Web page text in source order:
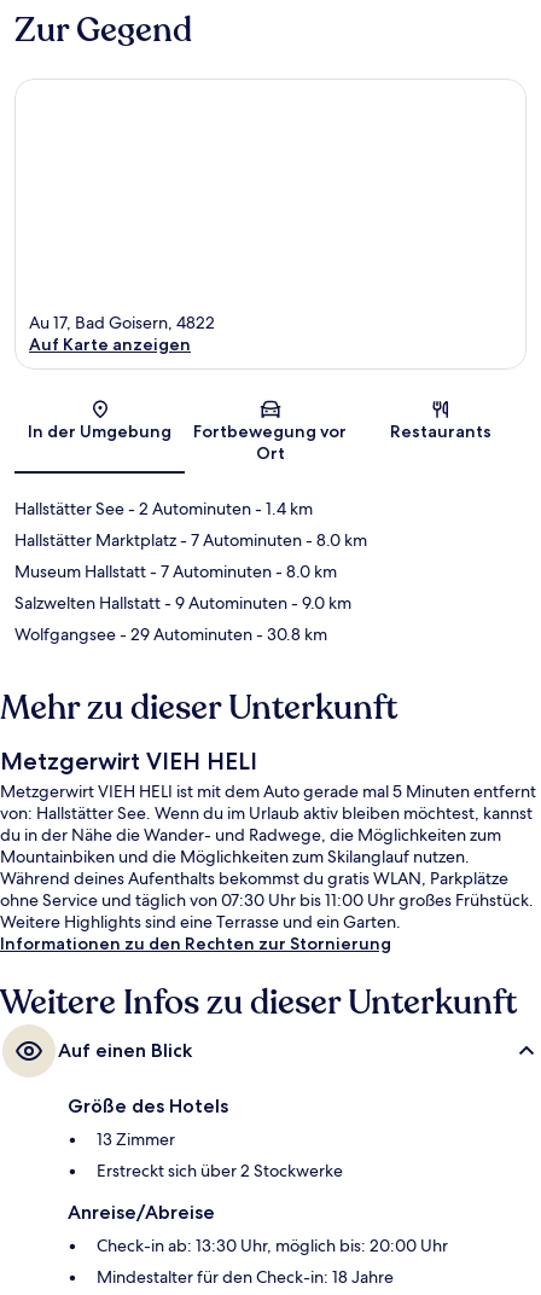
Zur Gegend
Karte
Au 17, Bad Goisern, 4822
Auf Karte anzeigen
In der Umgebung
Fortbewegung vor
Ort
Restaurants
Hallstätter See- 2 Autominuten- 1.4 km
Hallstätter Marktplatz- 7 Autominuten- 8.0 km
Museum Hallstatt- 7 Autominuten- 8.0 km
Salzwelten Hallstatt- 9 Autominuten- 9.0 km
Wolfgangsee- 29 Autominuten- 30.8 km
Mehr zu dieser Unterkunft
Metzgerwirt VIEH HELI
Metzgerwirt VIEH HELI ist mit dem Auto gerade mal 5 Minuten entfernt
von: Hallstätter See. Wenn du im Urlaub aktiv bleiben möchtest, kannst
du in der Nähe die Wander- und Radwege, die Möglichkeiten zum
Mountainbiken und die Möglichkeiten zum Skilanglauf nutzen.
Während deines Aufenthalts bekommst du gratis WLAN, Parkplätze
ohne Service und täglich von 07:30 Uhr bis 11:00 Uhr großes Frühstück.
Weitere Highlights sind eine Terrasse und ein Garten.
Informationen zu den Rechten zur Stornierung
Weitere Infos zu dieser Unterkunft
Auf einen Blick
Größe des Hotels
13 Zimmer
Erstreckt sich über 2 Stockwerke
Anreise/Abreise
Check-in ab: 13:30 Uhr, möglich bis: 20:00 Uhr
Mindestalter für den Check-in: 18 Jahre